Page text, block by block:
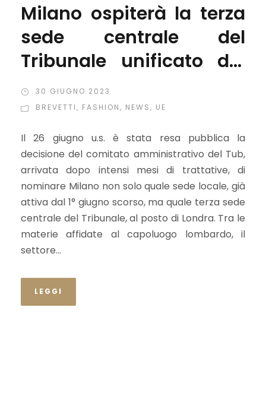
Milano ospiterà la terza
sede centrale del
Tribunale unificato dei
brevetti (Tub)
30 GIUGNO 2023
BREVETTI, FASHION, NEWS, UE
Il 26 giugno u.s. è stata resa pubblica la
decisione del comitato amministrativo del Tub,
arrivata dopo intensi mesi di trattative, di
nominare Milano non solo quale sede locale, già
attiva dal 1° giugno scorso, ma quale terza sede
centrale del Tribunale, al posto di Londra. Tra le
materie affidate al capoluogo lombardo, il
settore...
LEGGI